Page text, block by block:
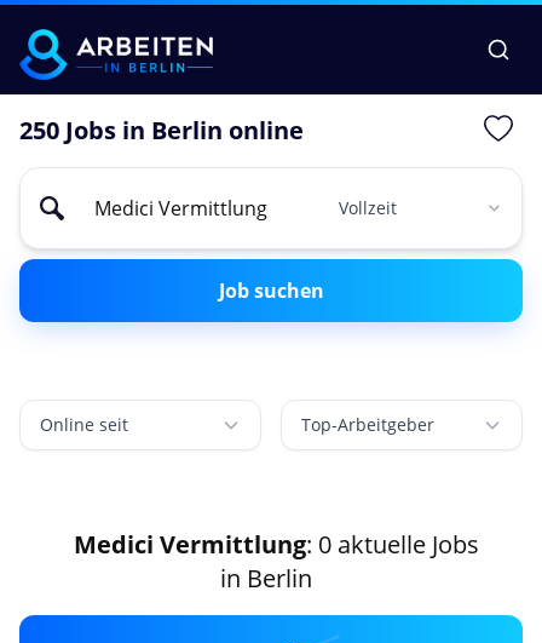
250 Jobs in Berlin online
Job suchen
Online seit Top-Arbeitgeber
Medici Vermittlung: 0 aktuelle Jobs
in Berlin